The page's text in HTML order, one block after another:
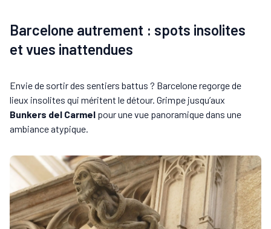
Barcelone autrement : spots insolites
et vues inattendues
Envie de sortir des sentiers battus ? Barcelone regorge de
lieux insolites qui méritent le détour. Grimpe jusqu’aux
Bunkers del Carmel pour une vue panoramique dans une
ambiance atypique.